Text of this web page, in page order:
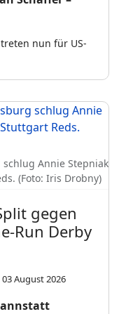
nun für US-
Annie Stepniak
(Foto: Iris Drobny)
gegen
Run Derby
03 August 2026